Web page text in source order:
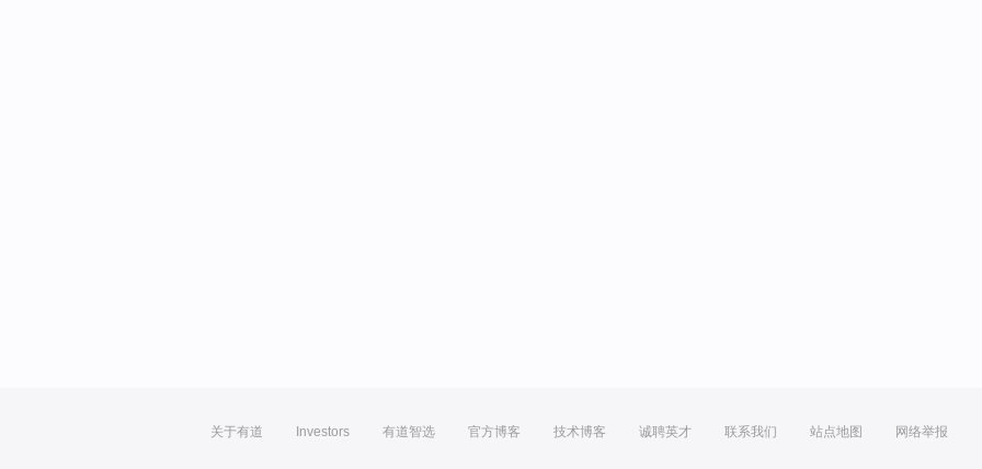
关于有道 Investors 有道智选 官方博客 技术博客 诚聘英才 联系我们 站点地图 网络举报